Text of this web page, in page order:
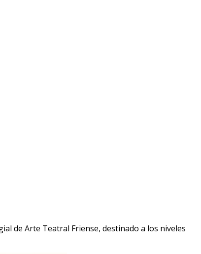
de Arte Teatral Friense, destinado a los niveles